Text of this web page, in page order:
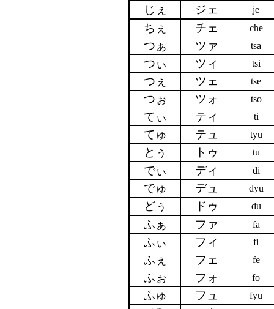
じぇ ジェ je
ちぇ チェ che
つぁ ツァ tsa
つぃ ツィ tsi
つぇ ツェ tse
つぉ ツォ tso
てぃ ティ ti
てゅ テュ tyu
とぅ トゥ tu
でぃ ディ di
でゅ デュ dyu
どぅ ドゥ du
ふぁ ファ fa
ふぃ フィ fi
ふぇ フェ fe
ふぉ フォ fo
ふゅ フュ fyu